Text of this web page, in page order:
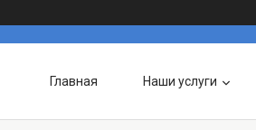
Главная Наши услуги